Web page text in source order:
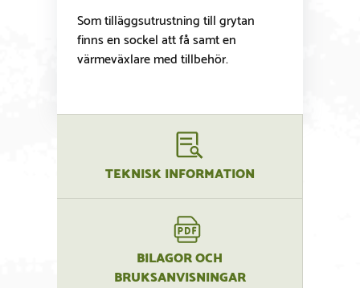
Som tilläggsutrustning till grytan
finns en sockel att få samt en
värmeväxlare med tillbehör.
TEKNISK INFORMATION
BILAGOR OCH
BRUKSANVISNINGAR